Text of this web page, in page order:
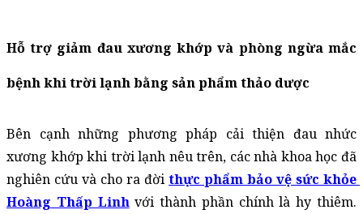
Hỗ trợ giảm đau xương khớp và phòng ngừa mắc
bệnh khi trời lạnh bằng sản phẩm thảo dược
Bên cạnh những phương pháp cải thiện đau nhức
xương khớp khi trời lạnh nêu trên, các nhà khoa học đã
nghiên cứu và cho ra đời thực phẩm bảo vệ sức khỏe
Hoàng Thấp Linh với thành phần chính là hy thiêm.